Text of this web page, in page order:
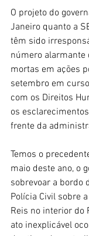
O projeto do
Janeiro quanto a
têm sido
número alarmante
mortas em ações
setembro em
com os Direitos
os
frente da
Temos o
maio deste ano, o
sobrevoar a bordo
Polícia Civil sobre
Reis no interior do
ato inexplicável